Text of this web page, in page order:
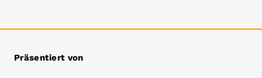
Präsentiert von